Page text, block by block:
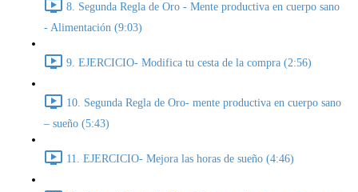
8. Segunda Regla de Oro - Mente productiva en cuerpo sano
- Alimentación (9:03)
9. EJERCICIO- Modifica tu cesta de la compra (2:56)
10. Segunda Regla de Oro- mente productiva en cuerpo sano
– sueño (5:43)
11. EJERCICIO- Mejora las horas de sueño (4:46)